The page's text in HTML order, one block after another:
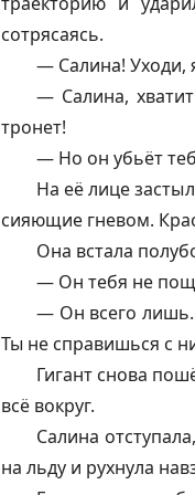
сотрясаясь.
— Салина! Уходи,
— Салина,
тронет!
— Но он убьёт
На её лице
сияющие гневом.
Она встала
— Он тебя не
— Он всего
Ты не справишься с
Гигант снова
всё вокруг.
Салина
на льду и рухнула